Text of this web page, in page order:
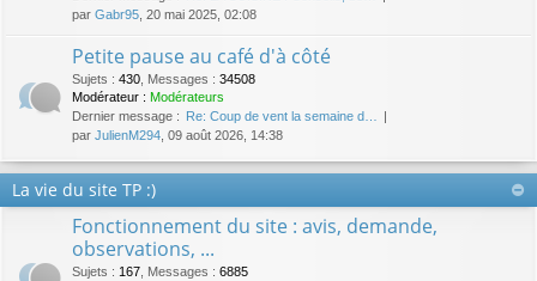
par Gabr95 , 20 mai 2025, 02:08
Petite pause au café d'à côté
Sujets : 430 Messages : 34508
Modérateur : Modérateurs
Dernier message :
Re: Coup de vent la semaine d…
par JulienM294 , 09 août 2026, 14:38
La vie du site TP :)
Fonctionnement du site : avis, demande,
observations, ...
Sujets : 167 Messages : 6885